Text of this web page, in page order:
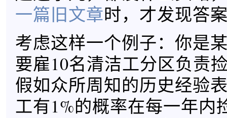
一篇旧文章时，才发现答
考虑这样一个例子：你是
要雇10名清洁工分区负责
假如众所周知的历史经验
工有1%的概率在每一年内